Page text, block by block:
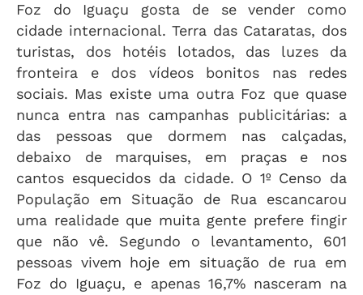
Foz do Iguaçu gosta de se vender como
cidade internacional. Terra das Cataratas, dos
turistas, dos hotéis lotados, das luzes da
fronteira e dos vídeos bonitos nas redes
sociais. Mas existe uma outra Foz que quase
nunca entra nas campanhas publicitárias: a
das pessoas que dormem nas calçadas,
debaixo de marquises, em praças e nos
cantos esquecidos da cidade. O 1º Censo da
População em Situação de Rua escancarou
uma realidade que muita gente prefere fingir
que não vê. Segundo o levantamento, 601
pessoas vivem hoje em situação de rua em
Foz do Iguaçu, e apenas 16,7% nasceram na